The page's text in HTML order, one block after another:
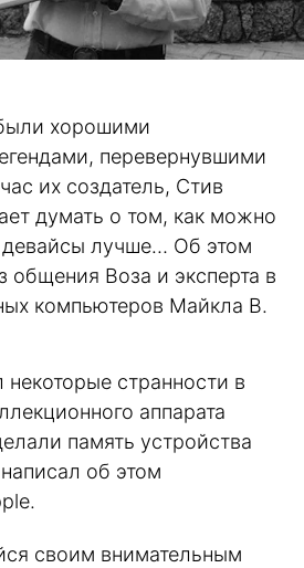
хорошими
перевернувшими
их создатель, Стив
думать о том, как можно
лучше… Об этом
общения Воза и эксперта в
компьютеров Майкла В.
странности в
аппарата
память устройства
об этом
своим внимательным